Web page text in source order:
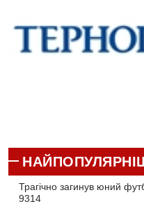
Трагічно загинув юний
9314